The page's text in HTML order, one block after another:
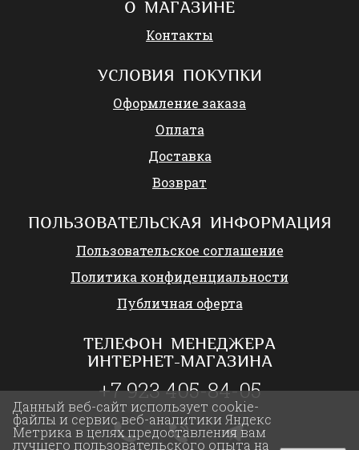
О МАГАЗИНЕ
Контакты
УСЛОВИЯ ПОКУПКИ
Оформление заказа
Оплата
Доставка
Возврат
ПОЛЬЗОВАТЕЛЬСКАЯ ИНФОРМАЦИЯ
Пользовательское соглашение
Политика конфиденциальности
Публичная оферта
ТЕЛЕФОН МЕНЕДЖЕРА
ИНТЕРНЕТ-МАГАЗИНА
+7 923 405-84-05
Данный веб-сайт использует cookie-
файлы и сервис веб-аналитики Яндекс
Метрика в целях предоставления вам
лучшего пользовательского опыта на